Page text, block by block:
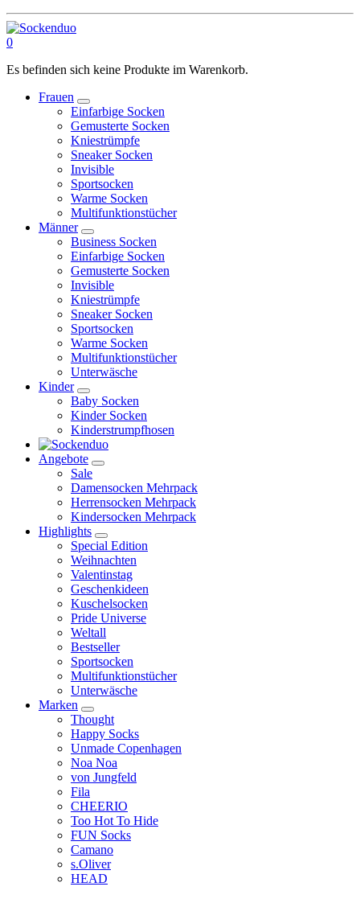
0
Es befinden sich keine Produkte im Warenkorb.
Frauen
Einfarbige Socken
Gemusterte Socken
Kniestrümpfe
Sneaker Socken
Invisible
Sportsocken
Warme Socken
Multifunktionstücher
Männer
Business Socken
Einfarbige Socken
Gemusterte Socken
Invisible
Kniestrümpfe
Sneaker Socken
Sportsocken
Warme Socken
Multifunktionstücher
Unterwäsche
Kinder
Baby Socken
Kinder Socken
Kinderstrumpfhosen
Angebote
Sale
Damensocken Mehrpack
Herrensocken Mehrpack
Kindersocken Mehrpack
Highlights
Special Edition
Weihnachten
Valentinstag
Geschenkideen
Kuschelsocken
Pride Universe
Weltall
Bestseller
Sportsocken
Multifunktionstücher
Unterwäsche
Marken
Thought
Happy Socks
Unmade Copenhagen
Noa Noa
von Jungfeld
Fila
CHEERIO
Too Hot To Hide
FUN Socks
Camano
s.Oliver
HEAD